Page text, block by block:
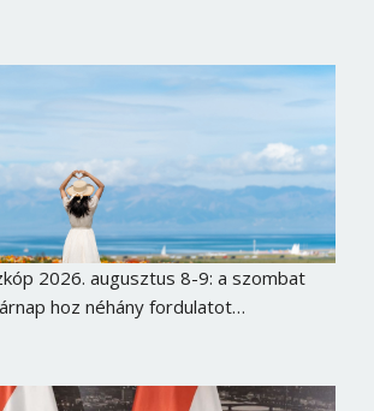
2026. augusztus 8-9: a szombat
hoz néhány fordulatot…